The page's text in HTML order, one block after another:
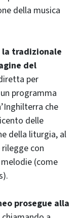
della musica
tradizionale
del
per
programma
che
delle
della liturgia, al
con
(come
prosegue alla